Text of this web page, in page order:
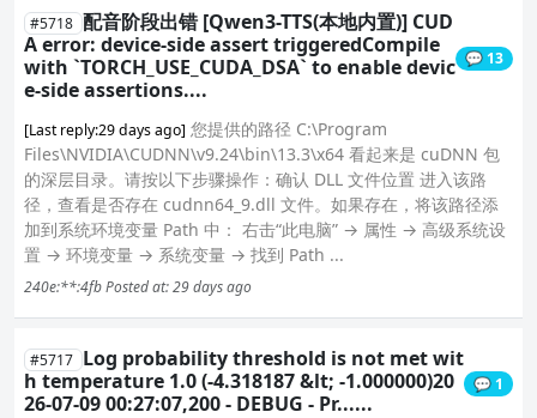
#5718 配音阶段出错 [Qwen3-TTS(本地内置)] CUD
A error: device-side assert triggeredCompile
with `TORCH_USE_CUDA_DSA` to enable devic
e-side assertions....
💬 13
[Last reply:29 days ago] 您提供的路径 C:\Program
Files\NVIDIA\CUDNN\v9.24\bin\13.3\x64 看起来是 cuDNN 包
的深层目录。请按以下步骤操作：确认 DLL 文件位置 进入该路
径，查看是否存在 cudnn64_9.dll 文件。如果存在，将该路径添
加到系统环境变量 Path 中： 右击“此电脑” → 属性 → 高级系统设
置 → 环境变量 → 系统变量 → 找到 Path ...
240e:**:4fbPosted at: 29 days ago
#5717 Log probability threshold is not met wit
h temperature 1.0 (-4.318187 &lt; -1.000000)20
26-07-09 00:27:07,200 - DEBUG - Pr......
💬 1